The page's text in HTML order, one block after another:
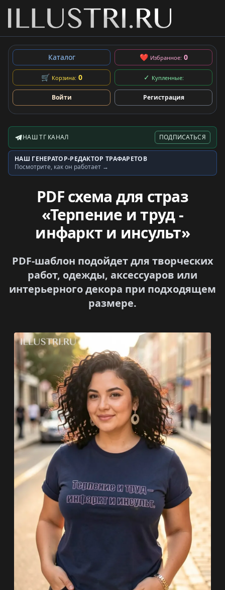
Каталог ❤ Избранное: 0
🛒 Корзина: 0 ✓ Купленные:
Войти Регистрация
Telegram-канал
НАШ ТГ КАНАЛ ПОДПИСАТЬСЯ
Генератор трафаретов
НАШ ГЕНЕРАТОР-РЕДАКТОР ТРАФАРЕТОВ
Посмотрите, как он работает →
PDF схема для страз
«Терпение и труд -
инфаркт и инсульт»
PDF-шаблон подойдет для творческих
работ, одежды, аксессуаров или
интерьерного декора при подходящем
размере.